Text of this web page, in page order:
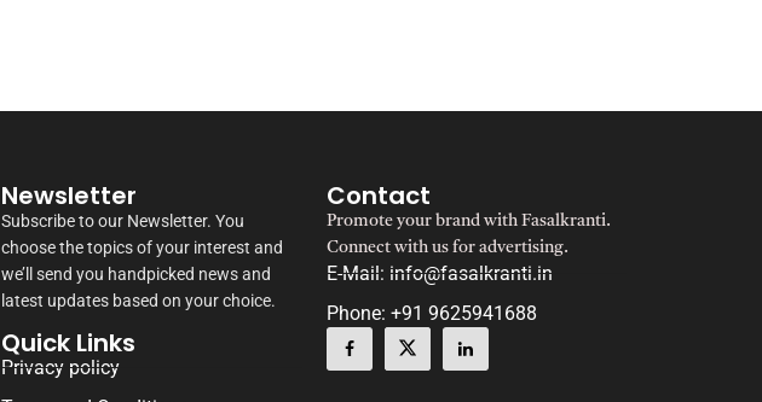
Newsletter
Subscribe to our Newsletter. You
choose the topics of your interest and
we’ll send you handpicked news and
latest updates based on your choice.
Quick Links
Privacy policy
Contact
Promote your brand with Fasalkranti.
Connect with us for advertising.
E-Mail: info@fasalkranti.in
Phone: +91 9625941688